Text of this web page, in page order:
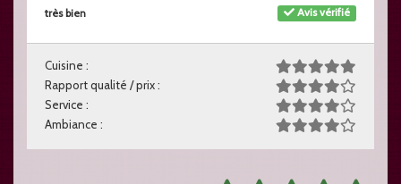
Avis vérifié
très bien
Cuisine :
Rapport qualité / prix :
Service :
Ambiance :